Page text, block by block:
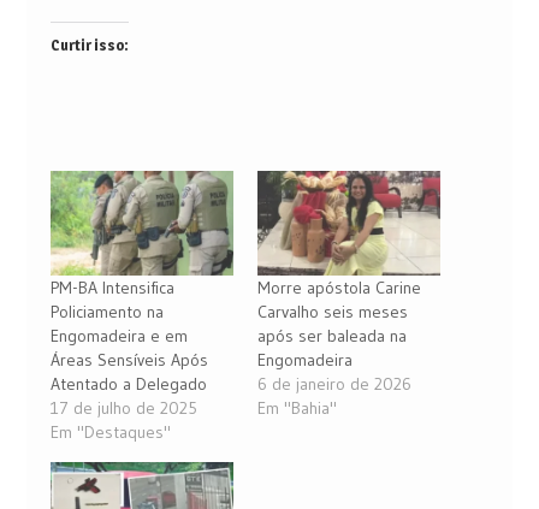
Curtir isso:
PM-BA Intensifica
Policiamento na
Engomadeira e em
Áreas Sensíveis Após
Atentado a Delegado
17 de julho de 2025
Em "Destaques"
Morre apóstola Carine
Carvalho seis meses
após ser baleada na
Engomadeira
6 de janeiro de 2026
Em "Bahia"